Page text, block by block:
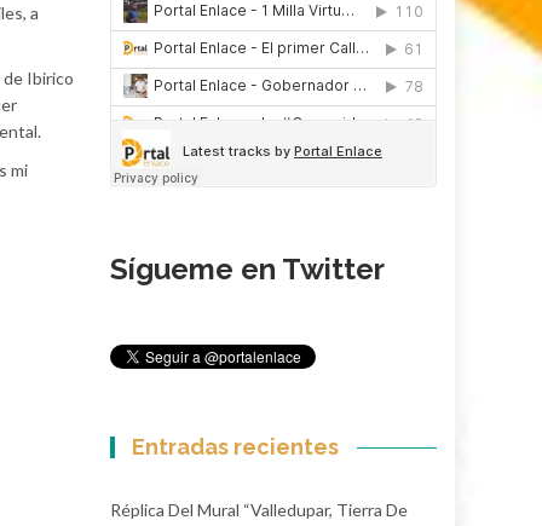
a
de Ibirico
mi
Sígueme en Twitter
Entradas recientes
Réplica Del Mural “Valledupar, Tierra De